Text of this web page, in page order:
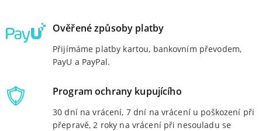
Ověřené způsoby platby
Přijímáme platby kartou, bankovním převodem,
PayU a PayPal.
Program ochrany kupujícího
30 dní na vrácení, 7 dní na vrácení u poškození při
přepravě, 2 roky na vrácení při nesouladu se